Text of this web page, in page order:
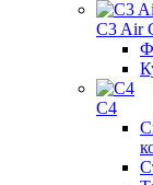
C3 Air
C4